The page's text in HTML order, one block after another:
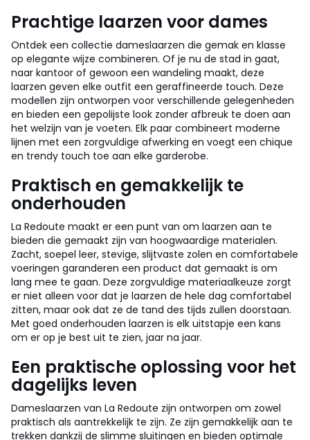
Prachtige laarzen voor dames
Ontdek een collectie dameslaarzen die gemak en klasse
op elegante wijze combineren. Of je nu de stad in gaat,
naar kantoor of gewoon een wandeling maakt, deze
laarzen geven elke outfit een geraffineerde touch. Deze
modellen zijn ontworpen voor verschillende gelegenheden
en bieden een gepolijste look zonder afbreuk te doen aan
het welzijn van je voeten. Elk paar combineert moderne
lijnen met een zorgvuldige afwerking en voegt een chique
en trendy touch toe aan elke garderobe.
Praktisch en gemakkelijk te
onderhouden
La Redoute maakt er een punt van om laarzen aan te
bieden die gemaakt zijn van hoogwaardige materialen.
Zacht, soepel leer, stevige, slijtvaste zolen en comfortabele
voeringen garanderen een product dat gemaakt is om
lang mee te gaan. Deze zorgvuldige materiaalkeuze zorgt
er niet alleen voor dat je laarzen de hele dag comfortabel
zitten, maar ook dat ze de tand des tijds zullen doorstaan.
Met goed onderhouden laarzen is elk uitstapje een kans
om er op je best uit te zien, jaar na jaar.
Een praktische oplossing voor het
dagelijks leven
Dameslaarzen van La Redoute zijn ontworpen om zowel
praktisch als aantrekkelijk te zijn. Ze zijn gemakkelijk aan te
trekken dankzij de slimme sluitingen en bieden optimale